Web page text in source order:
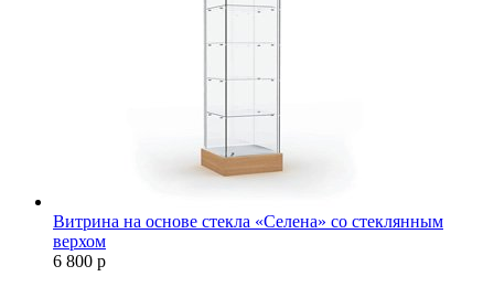
Витрина на основе стекла «Селена» со стеклянным
верхом
6 800 р